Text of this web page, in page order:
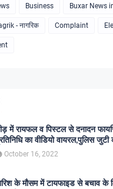
Business Buxar News
- नागरिक Complaint
में रायफल व पिस्टल से दनादन
का वीडियो वायरल,पुलिस
October 16, 2022
के मौसम में टायफाइड से बचाव के